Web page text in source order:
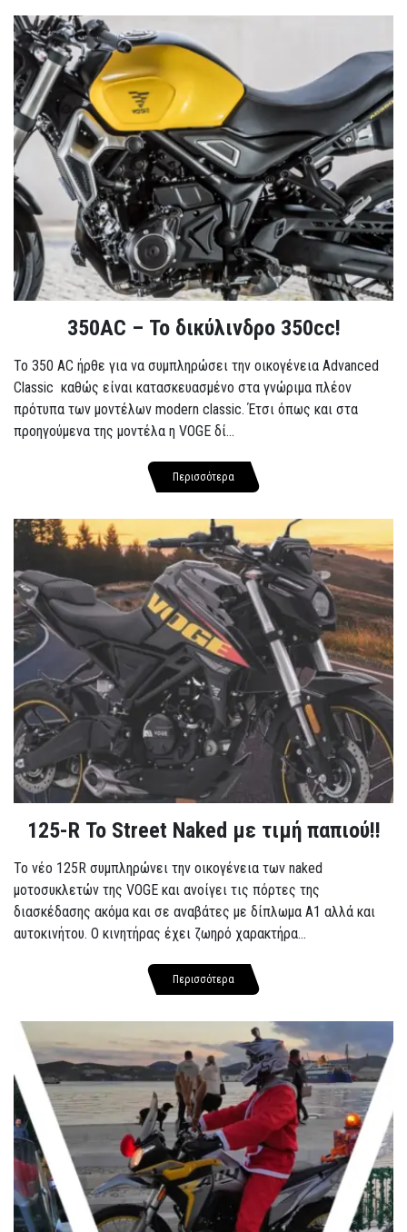
350AC – Το δικύλινδρο 350cc!
To 350 AC ήρθε για να συμπληρώσει την οικογένεια Advanced
Classic καθώς είναι κατασκευασμένο στα γνώριμα πλέον
πρότυπα των μοντέλων modern classic. Έτσι όπως και στα
προηγούμενα της μοντέλα η VOGE δί...
Περισσότερα
125-R Το Street Naked με τιμή παπιού!!
Το νέο 125R συμπληρώνει την οικογένεια των naked
μοτοσυκλετών της VOGE και ανοίγει τις πόρτες της
διασκέδασης ακόμα και σε αναβάτες με δίπλωμα A1 αλλά και
αυτοκινήτου. Ο κινητήρας έχει ζωηρό χαρακτήρα...
Περισσότερα